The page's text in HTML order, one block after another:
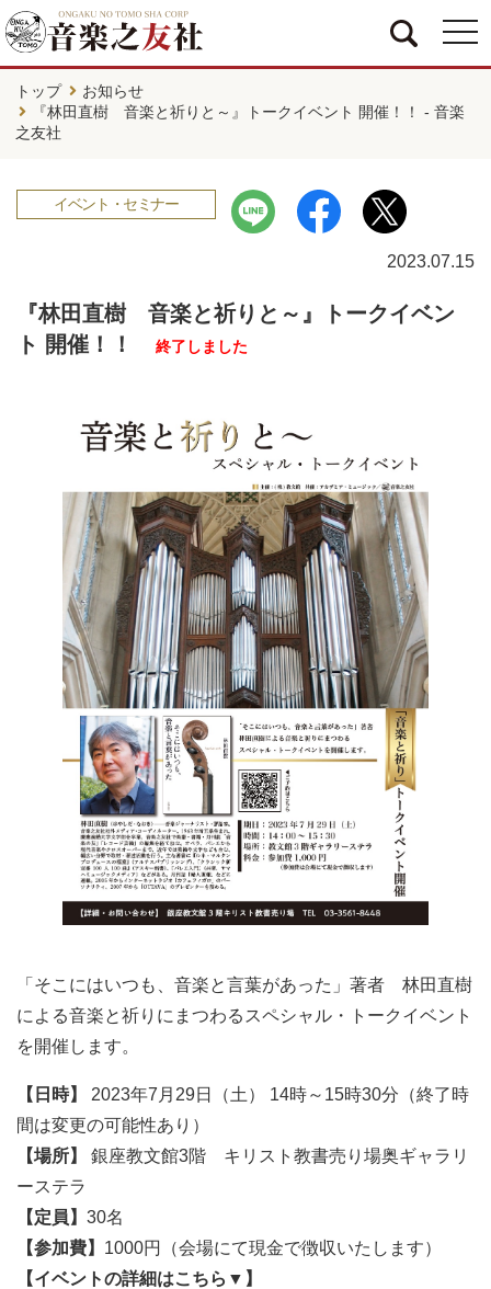
トップ
お知らせ
『林田直樹 音楽と祈りと～』トークイベント 開催！！ - 音楽
之友社
イベント・セミナー
2023.07.15
『林田直樹 音楽と祈りと～』トークイベン
ト 開催！！
終了しました
「そこにはいつも、音楽と言葉があった」著者 林田直樹
による音楽と祈りにまつわるスペシャル・トークイベント
を開催します。
【日時】
2023年7月29日（土） 14時～15時30分（終了時
間は変更の可能性あり）
【場所】
銀座教文館3階 キリスト教書売り場奥ギャラリ
ーステラ
【定員】 30名
【参加費】 1000円（会場にて現金で徴収いたします）
【イベントの詳細はこちら▼】